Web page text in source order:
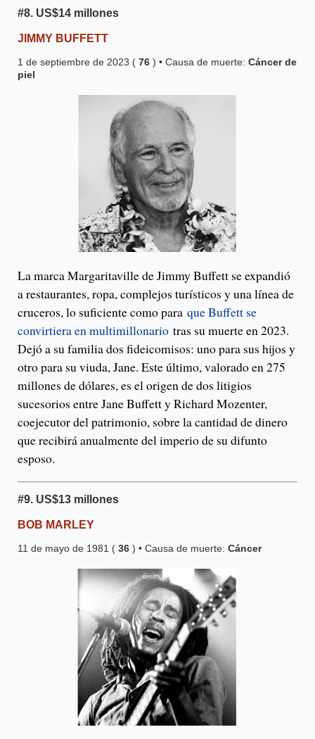
#8. US$14 millones
JIMMY BUFFETT
1 de septiembre de 2023 ( 76 ) • Causa de muerte: Cáncer de
piel
La marca Margaritaville de Jimmy Buffett se expandió
a restaurantes, ropa, complejos turísticos y una línea de
cruceros, lo suficiente como para que Buffett se
convirtiera en multimillonario tras su muerte en 2023.
Dejó a su familia dos fideicomisos: uno para sus hijos y
otro para su viuda, Jane. Este último, valorado en 275
millones de dólares, es el origen de dos litigios
sucesorios entre Jane Buffett y Richard Mozenter,
coejecutor del patrimonio, sobre la cantidad de dinero
que recibirá anualmente del imperio de su difunto
esposo.
#9. US$13 millones
BOB MARLEY
11 de mayo de 1981 ( 36 ) • Causa de muerte: Cáncer